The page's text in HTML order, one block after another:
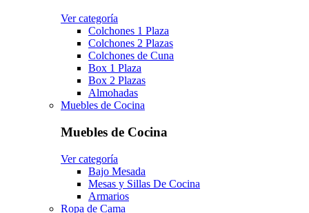
Ver categoría
Colchones 1 Plaza
Colchones 2 Plazas
Colchones de Cuna
Box 1 Plaza
Box 2 Plazas
Almohadas
Muebles de Cocina
Muebles de Cocina
Ver categoría
Bajo Mesada
Mesas y Sillas De Cocina
Armarios
Ropa de Cama